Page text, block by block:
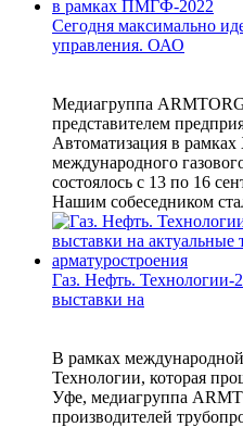
Сегодня максимально
управления. ОАО
Медиагруппа
представителем
Автоматизация в рамках
международного
состоялось с 13 по 16
Нашим собеседником
Газ. Нефть. Технологии-
выставки на
В рамках
Технологии, которая
Уфе, медиагруппа
производителей